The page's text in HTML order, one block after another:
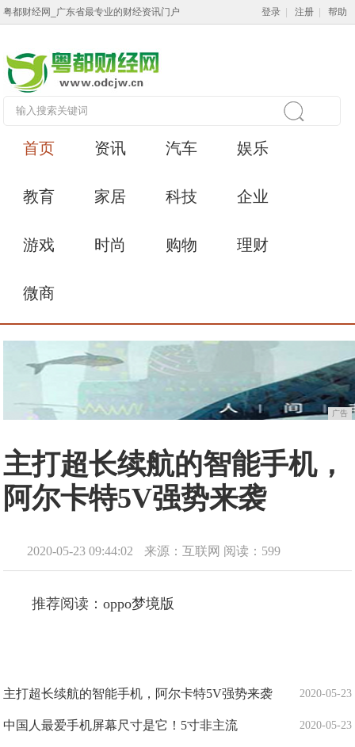
粤都财经网_广东省最专业的财经资讯门户 登录 注册 帮助
首页 资讯 汽车 娱乐
教育 家居 科技 企业
游戏 时尚 购物 理财
微商
广告
主打超长续航的智能手机，
阿尔卡特5V强势来袭
2020-05-23 09:44:02 来源：互联网 阅读：599
推荐阅读：oppo梦境版
2020-05-23
主打超长续航的智能手机，阿尔卡特5V强势来袭
2020-05-23
中国人最爱手机屏幕尺寸是它！5寸非主流